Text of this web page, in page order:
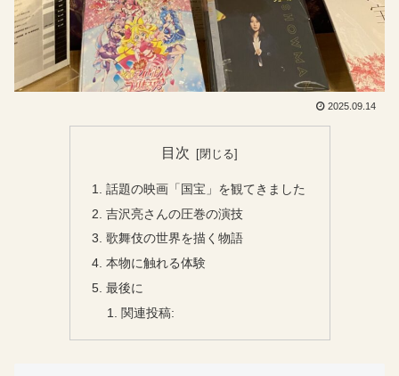
2025.09.14
目次
話題の映画「国宝」を観てきました
吉沢亮さんの圧巻の演技
歌舞伎の世界を描く物語
本物に触れる体験
最後に
関連投稿: